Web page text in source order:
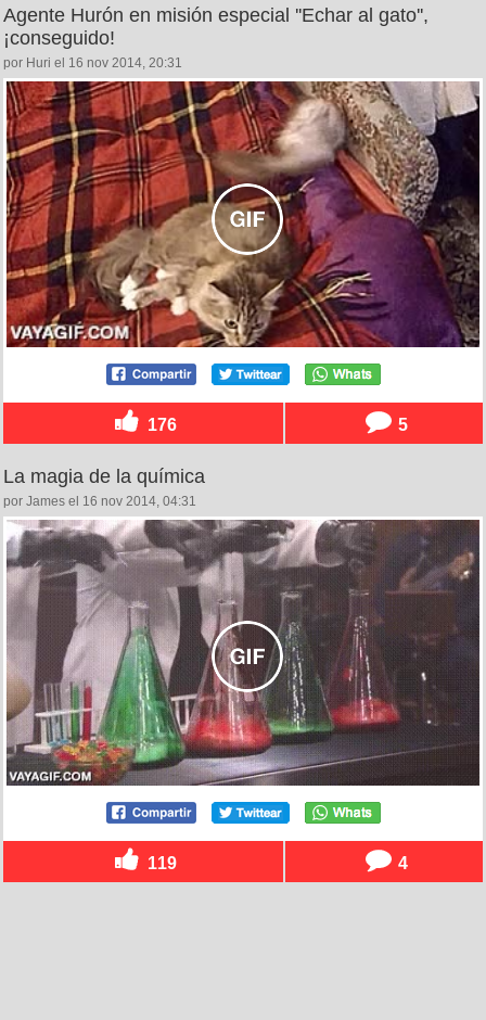
Agente Hurón en misión especial ''Echar al gato'',
¡conseguido!
por Huri el 16 nov 2014, 20:31
176 5
La magia de la química
por James el 16 nov 2014, 04:31
119 4